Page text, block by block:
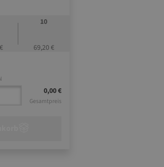
10
69,20 €
0,00 €
Gesamtpreis